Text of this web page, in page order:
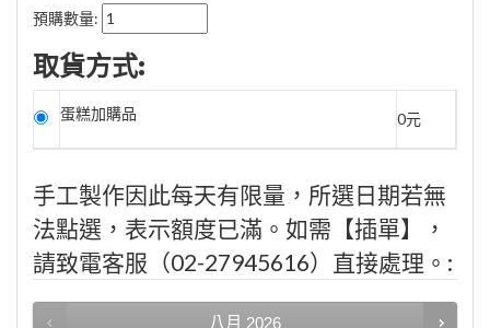
預購數量:
取貨方式:
蛋糕加購品 0元
手工製作因此每天有限量，所選日期若無
法點選，表示額度已滿。如需【插單】，
請致電客服（02-27945616）直接處理。:
八月 2026